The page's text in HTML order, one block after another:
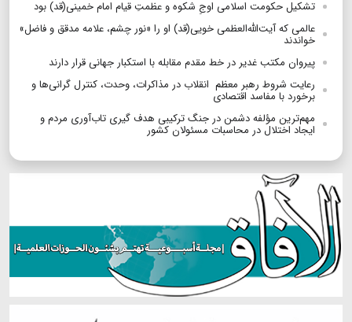
تشکیل حکومت اسلامی اوجِ شکوه و عظمتِ قیام امام خمینی(قد) بود
عالمی که آیت‌الله‌العظمی خویی(قد) او را «نور چشم، علامه مدقق و فاضل»
خواندند
پیروان مکتب غدیر در خط مقدم مقابله با استکبار جهانی قرار دارند
رعایت شروط رهبر معظم انقلاب در مذاکرات، وحدت، کنترل گرانی‌ها و
برخورد با مفاسد اقتصادی
مهم‌ترین مؤلفه دشمن در جنگ ترکیبی هدف گیری تاب‌آوری مردم و
ایجاد اختلال در محاسبات مسئولان کشور